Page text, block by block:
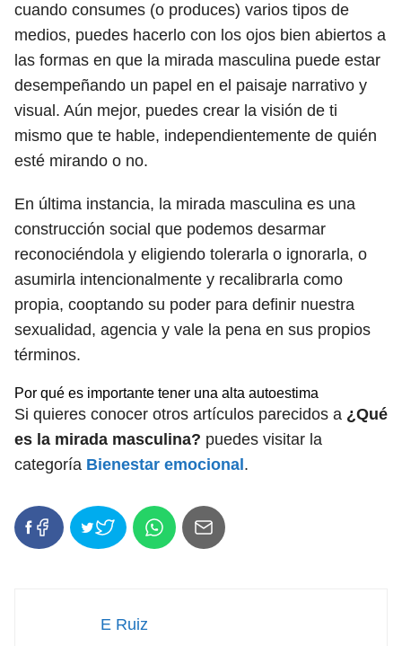
cuando consumes (o produces) varios tipos de
medios, puedes hacerlo con los ojos bien abiertos a
las formas en que la mirada masculina puede estar
desempeñando un papel en el paisaje narrativo y
visual. Aún mejor, puedes crear la visión de ti
mismo que te hable, independientemente de quién
esté mirando o no.
En última instancia, la mirada masculina es una
construcción social que podemos desarmar
reconociéndola y eligiendo tolerarla o ignorarla, o
asumirla intencionalmente y recalibrarla como
propia, cooptando su poder para definir nuestra
sexualidad, agencia y vale la pena en sus propios
términos.
Por qué es importante tener una alta autoestima
Si quieres conocer otros artículos parecidos a ¿Qué
es la mirada masculina? puedes visitar la
categoría Bienestar emocional .
E Ruiz